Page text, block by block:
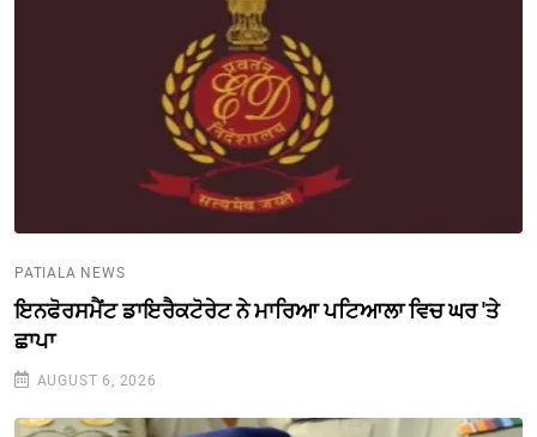
PATIALA NEWS
ਇਨਫੋਰਸਮੈਂਟ ਡਾਇਰੈਕਟੋਰੇਟ ਨੇ ਮਾਰਿਆ ਪਟਿਆਲਾ ਵਿਚ ਘਰ 'ਤੇ
ਛਾਪਾ
AUGUST 6, 2026